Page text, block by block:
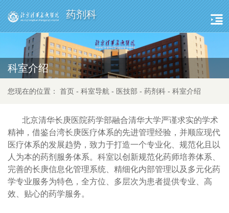
药剂科
科室介绍
您现在的位置： 首页 - 科室导航 - 医技部 - 药剂科 - 科室介绍
北京清华长庚医院药学部融合清华大学严谨求实的学术
精神，借鉴台湾长庚医疗体系的先进管理经验，并顺应现代
医疗体系的发展趋势，致力于打造一个专业化、规范化且以
人为本的药剂服务体系。科室以创新规范化药师培养体系、
完善的长庚信息化管理系统、精细化内部管理以及多元化药
学专业服务为特色，全方位、多层次为患者提供专业、高
效、贴心的药学服务。